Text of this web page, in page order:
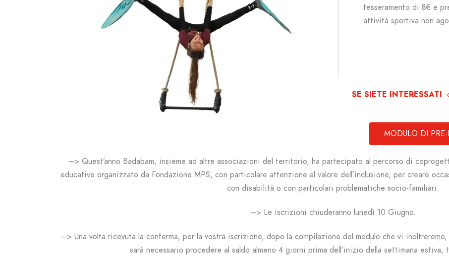
tesseramento di 8€ e
attività sportiva non
SE SIETE INTERESSATI
MODULO DI
–> Quest’anno Badabam, insieme ad altre associazioni del territorio, ha partecipato al percorso di
educative organizzato da Fondazione MPS, con particolare attenzione al valore dell’inclusione, per creare
con disabilità o con particolari problematiche socio-familiari.
–> Le iscrizioni chiuderanno lunedì 10 Giugno.
–> Una volta ricevuta la conferma, per la vostra iscrizione, dopo la compilazione del modulo che vi
sarà necessario procedere al saldo almeno 4 giorni prima dell’inizio della settimana